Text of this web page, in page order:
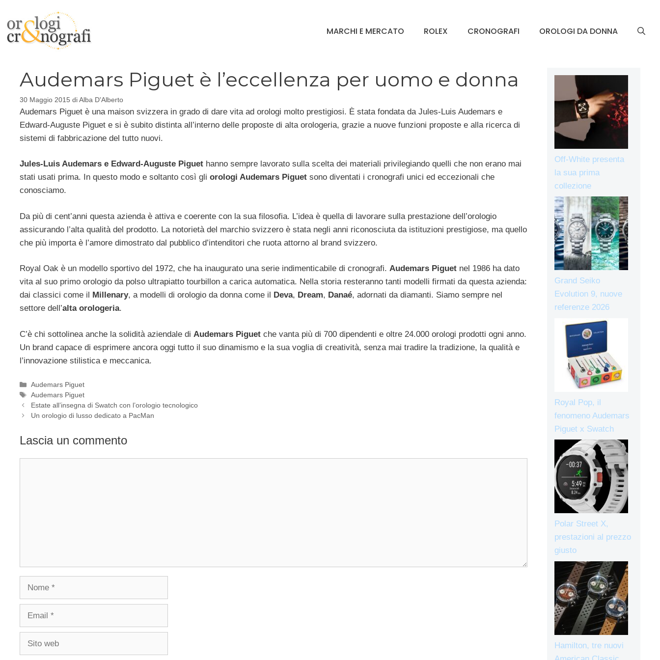
contenuto
MARCHI E MERCATO ROLEX CRONOGRAFI OROLOGI DA DONNA
Audemars Piguet è l’eccellenza per uomo e donna
30 Maggio 2015 diAlba D'Alberto
Audemars Piguet è una maison svizzera in grado di dare vita ad orologi molto prestigiosi. È stata fondata da Jules-Luis Audemars e
Edward-Auguste Piguet e si è subito distinta all’interno delle proposte di alta orologeria, grazie a nuove funzioni proposte e alla ricerca di
sistemi di fabbricazione del tutto nuovi.
Jules-Luis Audemars e Edward-Auguste Piguet hanno sempre lavorato sulla scelta dei materiali privilegiando quelli che non erano mai
stati usati prima. In questo modo e soltanto così gli orologi Audemars Piguet sono diventati i cronografi unici ed eccezionali che
conosciamo.
Da più di cent’anni questa azienda è attiva e coerente con la sua filosofia. L’idea è quella di lavorare sulla prestazione dell’orologio
assicurando l’alta qualità del prodotto. La notorietà del marchio svizzero è stata negli anni riconosciuta da istituzioni prestigiose, ma quello
che più importa è l’amore dimostrato dal pubblico d’intenditori che ruota attorno al brand svizzero.
Royal Oak è un modello sportivo del 1972, che ha inaugurato una serie indimenticabile di cronografi. Audemars Piguet nel 1986 ha dato
vita al suo primo orologio da polso ultrapiatto tourbillon a carica automatica. Nella storia resteranno tanti modelli firmati da questa azienda:
dai classici come il
Millenary, a modelli di orologio da donna come il Deva, Dream, Danaé, adornati da diamanti. Siamo sempre nel
settore dell’alta orologeria.
C’è chi sottolinea anche la solidità aziendale di Audemars Piguet che vanta più di 700 dipendenti e oltre 24.000 orologi prodotti ogni anno.
Un brand capace di esprimere ancora oggi tutto il suo dinamismo e la sua voglia di creatività, senza mai tradire la tradizione, la qualità e
l’innovazione stilistica e meccanica.
Categorie
Audemars Piguet
Tag
Audemars Piguet
Navigazione
articolo
Estate all’insegna di Swatch con l’orologio tecnologico
Un orologio di lusso dedicato a PacMan
Lascia un commento
Off-White presenta
la sua prima
collezione
Grand Seiko
Evolution 9, nuove
referenze 2026
Royal Pop, il
fenomeno Audemars
Piguet x Swatch
Polar Street X,
prestazioni al prezzo
giusto
Hamilton, tre nuovi